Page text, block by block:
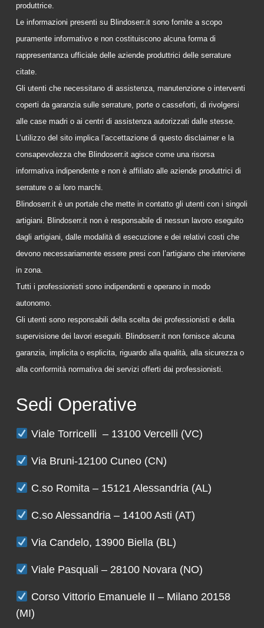
produttrice.
Le informazioni presenti su Blindoserr.it sono fornite a scopo
puramente informativo e non costituiscono alcuna forma di
rappresentanza ufficiale delle aziende produttrici delle serrature
citate.
Gli utenti che necessitano di assistenza, manutenzione o interventi
coperti da garanzia sulle serrature, porte o casseforti, di rivolgersi
alle case madri o ai centri di assistenza autorizzati dalle stesse.
L’utilizzo del sito implica l’accettazione di questo disclaimer e la
consapevolezza che Blindoserr.it agisce come una risorsa
informativa indipendente e non è affiliato alle aziende produttrici di
serrature o ai loro marchi.
Blindoserr.it è un portale che mette in contatto gli utenti con i singoli
artigiani. Blindoserr.it non è responsabile di nessun lavoro eseguito
dagli artigiani, dalle modalità di esecuzione e dei relativi costi che
devono necessariamente essere presi con l’artigiano che interviene
in zona.
Tutti i professionisti sono indipendenti e operano in modo
autonomo.
Gli utenti sono responsabili della scelta dei professionisti e della
supervisione dei lavori eseguiti. Blindoserr.it non fornisce alcuna
garanzia, implicita o esplicita, riguardo alla qualità, alla sicurezza o
alla conformità normativa dei servizi offerti dai professionisti.
Sedi Operative
Viale Torricelli – 13100 Vercelli (VC)
Via Bruni-12100 Cuneo (CN)
C.so Romita – 15121 Alessandria (AL)
C.so Alessandria – 14100 Asti (AT)
Via Candelo, 13900 Biella (BL)
Viale Pasquali – 28100 Novara (NO)
Corso Vittorio Emanuele II – Milano 20158
(MI)